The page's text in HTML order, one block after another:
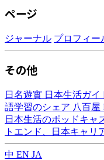
ページ
ジャーナル プロフィー
その他
日名遊實 日本生活ガイ
語学習のシェア 八百屋
日本生活のポッドキャ
トエンド、日本キャリ
中 EN JA